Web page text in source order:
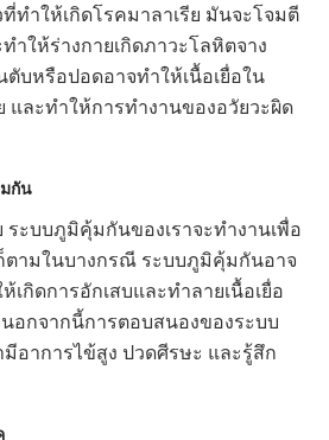
ทำให้เกิดโรคมาลาเรีย มันจะโจมตี
ำให้ร่างกายเกิดภาวะโลหิตจาง
บหรือปอดอาจทำให้เนื้อเยื่อใน
และทำให้การทำงานของอวัยวะผิด
กัน
ระบบภูมิคุ้มกันของเราจะทำงานเพื่อ
ตามในบางกรณี ระบบภูมิคุ้มกันอาจ
เกิดการอักเสบและทำลายเนื้อเยื่อ
นอกจากนี้การตอบสนองของระบบ
อาการไข้สูง ปวดศีรษะ และรู้สึก